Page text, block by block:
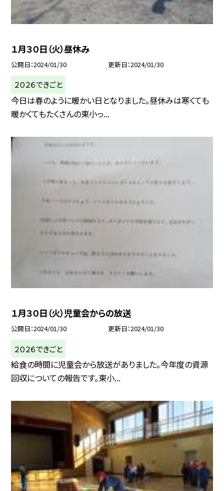
１月３０日（火）昼休み
公開日 2024/01/30 更新日 2024/01/30
２０２６できごと
今日は春のように暖かい日となりました。昼休みは寒くても
暖かくてもたくさんの東小っ...
１月３０日（火）児童会からの放送
公開日 2024/01/30 更新日 2024/01/30
２０２６できごと
給食の時間に児童会から放送がありました。今年度の資源
回収についての報告です。東小...